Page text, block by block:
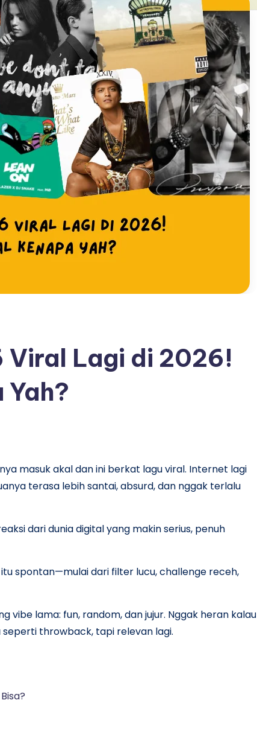
Viral Lagi di 2026!
Yah?
masuk akal dan ini berkat lagu viral. Internet lagi
terasa lebih santai, absurd, dan nggak terlalu
dari dunia digital yang makin serius, penuh
spontan—mulai dari filter lucu, challenge receh,
vibe lama: fun, random, dan jujur. Nggak heran kalau
seperti throwback, tapi relevan lagi.